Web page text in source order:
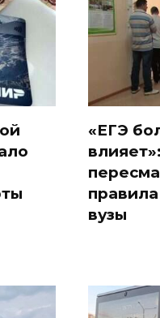
«ЕГЭ
вузы